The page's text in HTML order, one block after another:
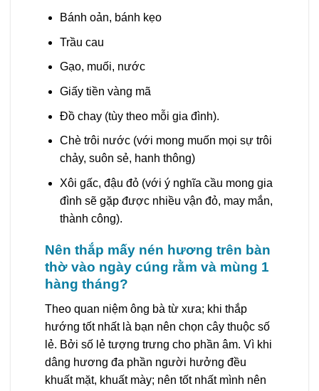
Bánh oản, bánh kẹo
Trầu cau
Gạo, muối, nước
Giấy tiền vàng mã
Đồ chay (tùy theo mỗi gia đình).
Chè trôi nước (với mong muốn mọi sự trôi
chảy, suôn sẻ, hanh thông)
Xôi gấc, đậu đỏ (với ý nghĩa cầu mong gia
đình sẽ gặp được nhiều vận đỏ, may mắn,
thành công).
Nên thắp mấy nén hương trên bàn
thờ vào ngày cúng rằm và mùng 1
hàng tháng?
Theo quan niệm ông bà từ xưa; khi thắp
hướng tốt nhất là bạn nên chọn cây thuộc số
lẻ. Bởi số lẻ tượng trưng cho phần âm. Vì khi
dâng hương đa phần người hưởng đều
khuất mặt, khuất mày; nên tốt nhất mình nên